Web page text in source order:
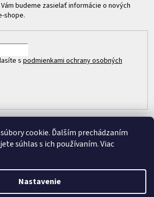
cookie. Ďalším prechádzaním
súhlas s ich používaním. Viac
Nastavenie
budeme zasielať informácie o nových
shope.
s podmienkami ochrany osobných
Člen skupiny
REPASOVANÉ CISCO. Všetky práva vyhradené.